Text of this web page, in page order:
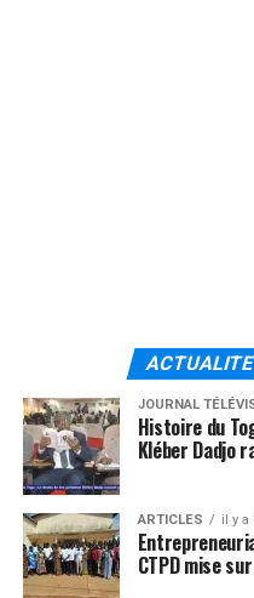
ACTUALITE
JOURNAL
Histoire du
Kléber Dadjo
ARTICLES il y a
CTPD mise